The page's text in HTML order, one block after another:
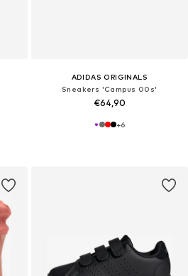
ADIDAS ORIGINALS
Sneakers 'Campus 00s'
€64,90
+6